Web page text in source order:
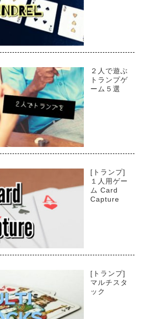
２人で遊ぶ
トランプゲ
ーム５選
[トランプ]
１人用ゲー
ム Card
Capture
[トランプ]
マルチスタ
ック